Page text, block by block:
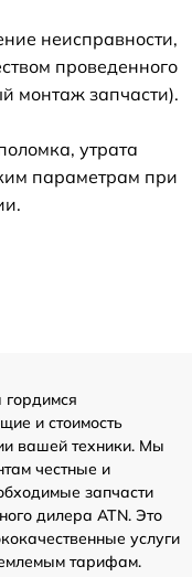
неисправности,
проведенного
монтаж запчасти).
утрата
параметрам при
и стоимость
вашей техники. Мы
честные и
запчасти
дилера ATN. Это
услуги
тарифам.